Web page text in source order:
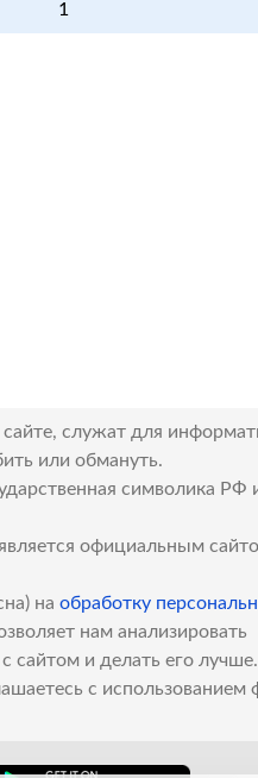
1
служат для
или обмануть.
символика РФ
официальным
на обработку
нам анализировать
с сайтом и делать его
с использованием